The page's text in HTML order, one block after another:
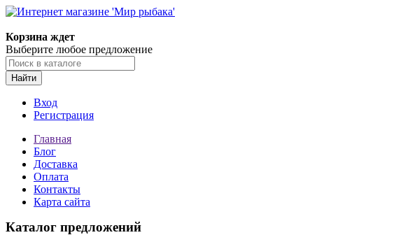
Корзина ждет
Выберите любое предложение
Найти
Вход
Регистрация
Главная
Блог
Доставка
Оплата
Контакты
Карта сайта
Каталог предложений